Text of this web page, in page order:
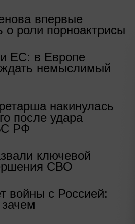
впервые
о роли порноактрисы
ЕС: в Европе
немыслимый
накинулась
после удара
РФ
ключевой
СВО
войны с Россией: